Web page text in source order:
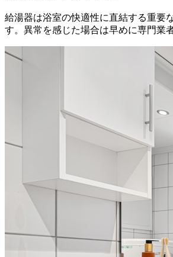
給湯器は浴室の快適性に直結する重要
す。異常を感じた場合は早めに専門業